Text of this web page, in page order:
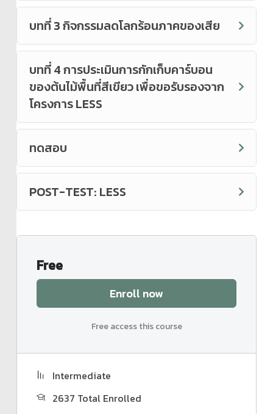
ความตระหนักให้เกิดการลดการปล่อยก๊าซเรือนกระจก และยกย่องผู้
ทำความดีโดยการมอบใบประกาศเกียรติคุณ (Letter of Recognition:
LOR) เพื่อให้ผู้ดำเนินกิจกรรมลดก๊าซเรือนกระจกได้รับการยอมรับ โดย
ผ่านกระบวนการวิเคราะห์และประเมินทางเทคนิควิชาการ และนำมาผนวก
กับแนวคิดการให้การสนับสนุน (Support) จาก “ผู้ให้” ในภาคองค์กร/
ธุรกิจ ไปสู่ “ผู้รับ” ในสังคม/ชุมชน ทั้งนี้ การประเมินปริมาณก๊าซเรือน
กระจกของโครงการ LESS เป็นการประเมินเบื้องต้นเพื่อการประกาศ
เกียรติคุณ ดังนั้นปริมาณก๊าซเรือนกระจกที่ลดได้จากโครงการ LESS
ประโยชน์ที่ได้จากการดำเนินโครงการ
องค์กรมีกิจกรรมที่แสดงความรับผิดชอบต่อสังคมและ
สิ่งแวดล้อม (CSR) ผ่านการดำเนินกิจกรรมลดก๊าซเรือน
เทคโนโลยี และการพัฒนาศักยภาพ ในการดำเนิน
ก่อให้เกิดการสร้างงานและรายได้จากการดำเนิน
กิจกรรมที่ช่วยลดก๊าซเรือนกระจก
สนับสนุนให้เกิดการพัฒนาเทคโนโลยีการลดก๊าซเรือน
กระจกภายในประเทศ
ช่วยฟื้นฟูและรักษาสมดุลของระบบนิเวศ
สร้างความตระหนักให้แก่ตนเอง องค์กร หน่วยงาน และ
ชุมชน ในการมีส่วนร่วมในการลดก๊าซเรือนกระจก และ
บทที่ 3 กิจกรรมลดโลกร้อนภาคของเสีย
บทที่ 4 การประเมินการกักเก็บคาร์บอน
ของต้นไม้พื้นที่สีเขียว เพื่อขอรับรองจาก
โครงการ LESS
ทดสอบ
POST-TEST: LESS
Free
Enroll now
Free access this course
Intermediate
2637 Total Enrolled